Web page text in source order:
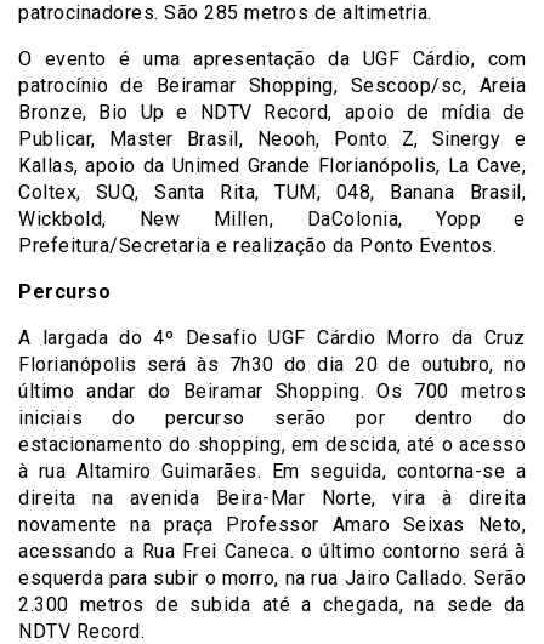
patrocinadores. São 285 metros de altimetria.
O evento é uma apresentação da UGF Cárdio, com
patrocínio de Beiramar Shopping, Sescoop/sc, Areia
Bronze, Bio Up e NDTV Record, apoio de mídia de
Publicar, Master Brasil, Neooh, Ponto Z, Sinergy e
Kallas, apoio da Unimed Grande Florianópolis, La Cave,
Coltex, SUQ, Santa Rita, TUM, 048, Banana Brasil,
Wickbold, New Millen, DaColonia, Yopp e
Prefeitura/Secretaria e realização da Ponto Eventos.
Percurso
A largada do 4º Desafio UGF Cárdio Morro da Cruz
Florianópolis será às 7h30 do dia 20 de outubro, no
último andar do Beiramar Shopping. Os 700 metros
iniciais do percurso serão por dentro do
estacionamento do shopping, em descida, até o acesso
à rua Altamiro Guimarães. Em seguida, contorna-se a
direita na avenida Beira-Mar Norte, vira à direita
novamente na praça Professor Amaro Seixas Neto,
acessando a Rua Frei Caneca. o último contorno será à
esquerda para subir o morro, na rua Jairo Callado. Serão
2.300 metros de subida até a chegada, na sede da
NDTV Record.